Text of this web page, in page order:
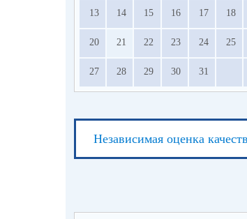
13 14 15 16 17 18
20 21 22 23 24 25
27 28 29 30 31
Независимая оценка